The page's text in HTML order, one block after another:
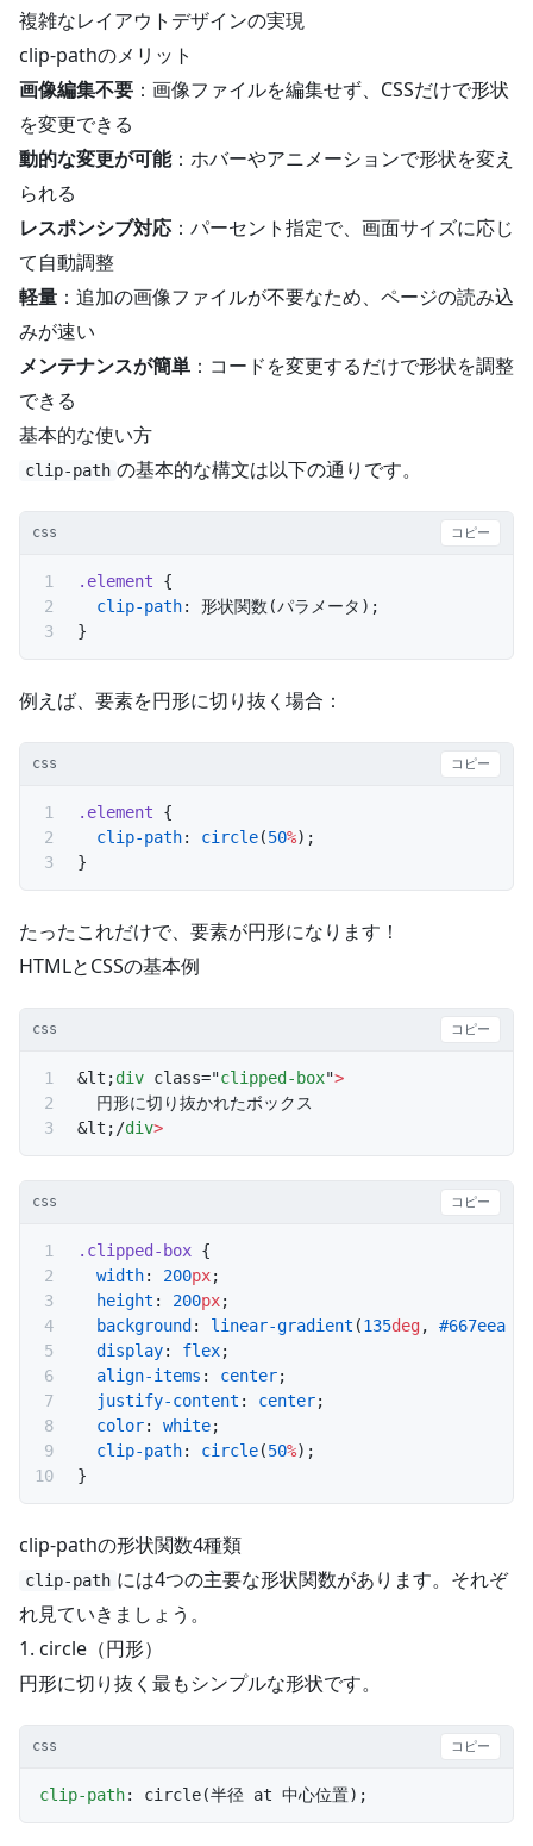
複雑なレイアウトデザインの実現
clip-pathのメリット
画像編集不要 ：画像ファイルを編集せず、CSSだけで形状
を変更できる
動的な変更が可能：ホバーやアニメーションで形状を変え
られる
レスポンシブ対応 ：パーセント指定で、画面サイズに応じ
て自動調整
軽量 ：追加の画像ファイルが不要なため、ページの読み込
みが速い
メンテナンスが簡単 ：コードを変更するだけで形状を調整
できる
基本的な使い方
clip-path の基本的な構文は以下の通りです。
css コピー
.element {
  clip-path
: 形状関数(パラメータ);
}
例えば、要素を円形に切り抜く場合：
css コピー
.element {
  clip-path
: circle(50%);
}
たったこれだけで、要素が円形になります！
HTMLとCSSの基本例
css コピー
&lt;div class="clipped-box">
  円形に切り抜かれたボックス
&lt;/div>
css コピー
.clipped-box {
  width
: 200px;
  height
: 200px;
  background
: linear-gradient (135deg, #667eea
  display
: flex;
  align-items
: center;
  justify-content
: center;
  color
: white;
  clip-path
: circle(50%);
}
clip-pathの形状関数4種類
clip-path には4つの主要な形状関数があります。それぞ
れ見ていきましょう。
1. circle（円形）
円形に切り抜く最もシンプルな形状です。
css コピー
clip-path: circle(半径 at 中心位置);